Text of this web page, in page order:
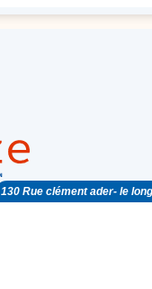
130 Rue clément ader- le